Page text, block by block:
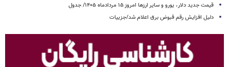
قیمت جدید دلار، یورو و سایر ارزها امروز ۱۵ مردادماه ۱۴۰۵/ جدول
دلیل افزایش رقم قبوض برق اعلام شد/جزییات